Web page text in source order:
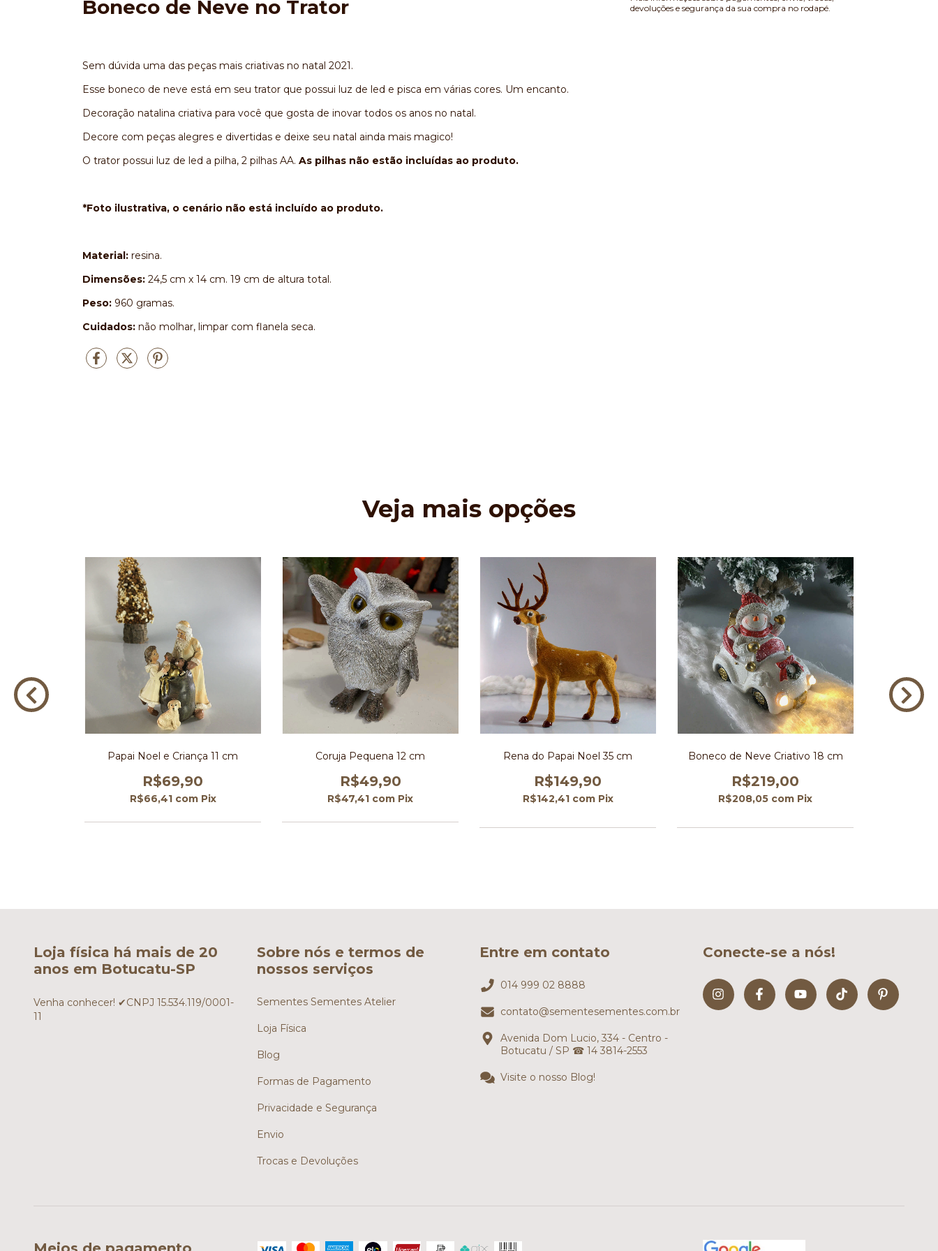
Boneco de Neve no Trator
Sem dúvida uma das peças mais criativas no natal 2021.
Esse boneco de neve está em seu trator que possui luz de led e pisca em várias cores. Um encanto.
Decoração natalina criativa para você que gosta de inovar todos os anos no natal.
Decore com peças alegres e divertidas e deixe seu natal ainda mais magico!
O trator possui luz de led a pilha, 2 pilhas AA. As pilhas não estão incluídas ao produto.
*Foto ilustrativa, o cenário não está incluído ao produto.
Material: resina.
Dimensões: 24,5 cm x 14 cm. 19 cm de altura total.
Peso: 960 gramas.
Cuidados: não molhar, limpar com flanela seca.
devoluções e segurança da sua compra no rodapé.
Veja mais opções
Papai Noel e Criança 11 cm
R$69,90
R$66,41 com Pix
Coruja Pequena 12 cm
R$49,90
R$47,41 com Pix
Rena do Papai Noel 35 cm
R$149,90
R$142,41 com Pix
Boneco de Neve Criativo 18 cm
R$219,00
R$208,05 com Pix
Loja física há mais de 20
anos em Botucatu-SP
Venha conhecer! ✔CNPJ 15.534.119/0001-
11
Sobre nós e termos de
nossos serviços
Sementes Sementes Atelier
Loja Física
Blog
Formas de Pagamento
Privacidade e Segurança
Envio
Trocas e Devoluções
Entre em contato
014 999 02 8888
contato@sementesementes.com.br
Avenida Dom Lucio, 334 - Centro -
Botucatu / SP ☎ 14 3814-2553
Visite o nosso Blog!
Conecte-se a nós!